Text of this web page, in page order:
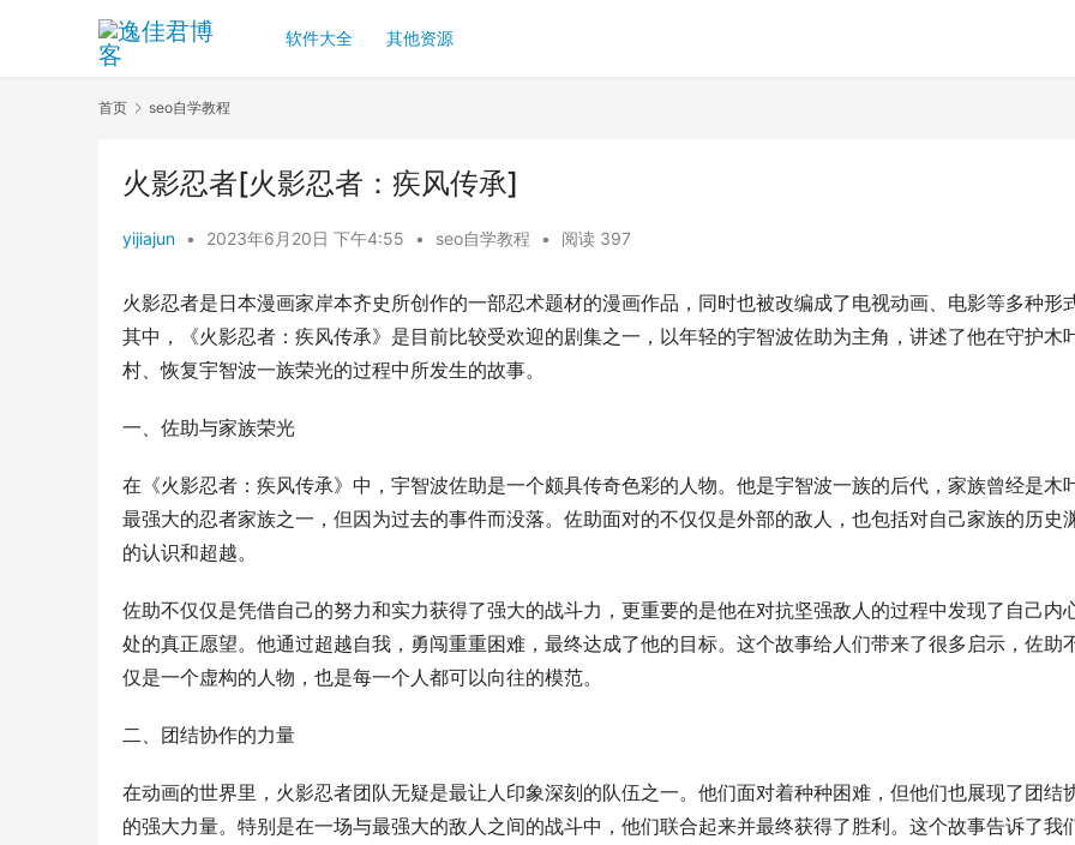
软件大全 其他资源
首页 seo自学教程
火影忍者[火影忍者：疾风传承]
yijiajun • 2023年6月20日 下午4:55 • seo自学教程 • 阅读 397
火影忍者是日本漫画家岸本齐史所创作的一部忍术题材的漫画作品，同时也被改编成了电视动画、电影等多种形式
其中，《火影忍者：疾风传承》是目前比较受欢迎的剧集之一，以年轻的宇智波佐助为主角，讲述了他在守护木
村、恢复宇智波一族荣光的过程中所发生的故事。
一、佐助与家族荣光
在《火影忍者：疾风传承》中，宇智波佐助是一个颇具传奇色彩的人物。他是宇智波一族的后代，家族曾经是木
最强大的忍者家族之一，但因为过去的事件而没落。佐助面对的不仅仅是外部的敌人，也包括对自己家族的历史
的认识和超越。
佐助不仅仅是凭借自己的努力和实力获得了强大的战斗力，更重要的是他在对抗坚强敌人的过程中发现了自己内
处的真正愿望。他通过超越自我，勇闯重重困难，最终达成了他的目标。这个故事给人们带来了很多启示，佐助
仅是一个虚构的人物，也是每一个人都可以向往的模范。
二、团结协作的力量
在动画的世界里，火影忍者团队无疑是最让人印象深刻的队伍之一。他们面对着种种困难，但他们也展现了团结
的强大力量。特别是在一场与最强大的敌人之间的战斗中，他们联合起来并最终获得了胜利。这个故事告诉了我